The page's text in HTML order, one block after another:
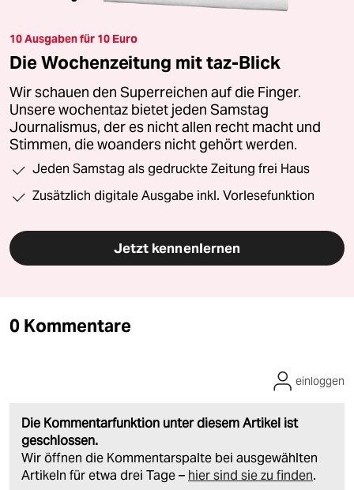
10 Ausgaben für 10 Euro
Die Wochenzeitung mit taz-Blick
Wir schauen den Superreichen auf die Finger.
Unsere wochentaz bietet jeden Samstag
Journalismus, der es nicht allen recht macht und
Stimmen, die woanders nicht gehört werden.
Jeden Samstag als gedruckte Zeitung frei Haus
Zusätzlich digitale Ausgabe inkl. Vorlesefunktion
Jetzt kennenlernen
0 Kommentare
Die Kommentarfunktion unter diesem Artikel ist
geschlossen.
Wir öffnen die Kommentarspalte bei ausgewählten
Artikeln für etwa drei Tage – hier sind sie zu finden.
einloggen